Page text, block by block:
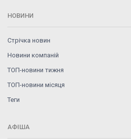
НОВИНИ
Стрічка новин
Новини компаній
ТОП-новини тижня
ТОП-новини місяця
Теги
АФІША